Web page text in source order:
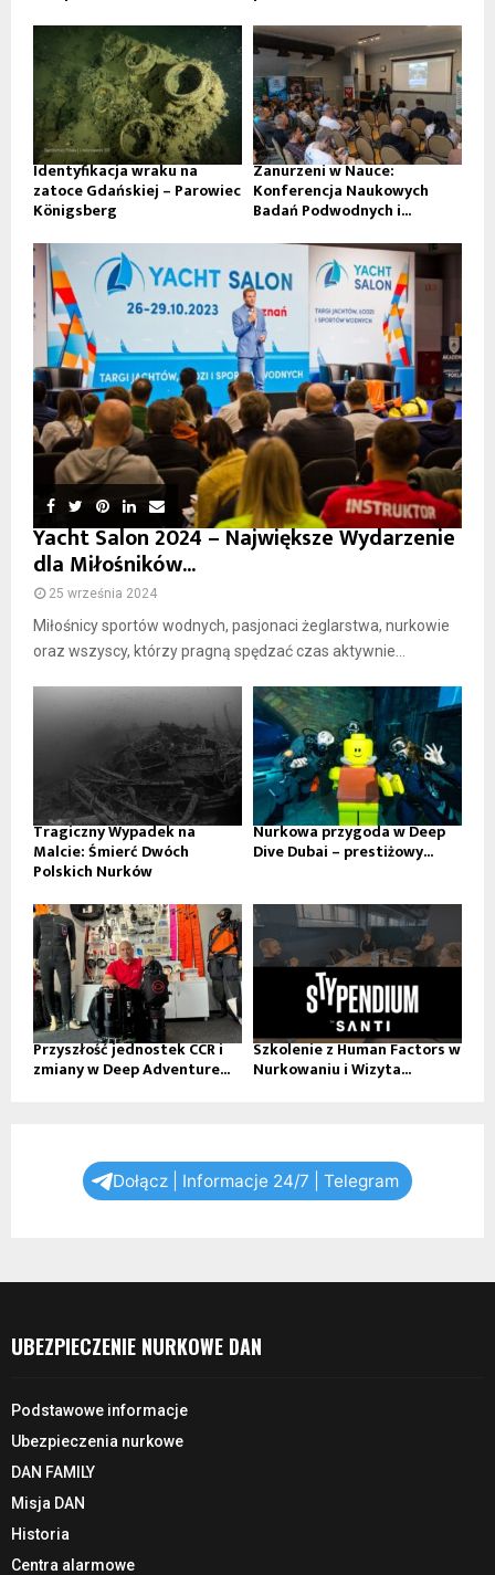
Identyfikacja wraku na
zatoce Gdańskiej – Parowiec
Königsberg
Zanurzeni w Nauce:
Konferencja Naukowych
Badań Podwodnych i...
Yacht Salon 2024 – Największe Wydarzenie
dla Miłośników...
25 września 2024
Miłośnicy sportów wodnych, pasjonaci żeglarstwa, nurkowie
oraz wszyscy, którzy pragną spędzać czas aktywnie...
Tragiczny Wypadek na
Malcie: Śmierć Dwóch
Polskich Nurków
Nurkowa przygoda w Deep
Dive Dubai – prestiżowy...
Przyszłość jednostek CCR i
zmiany w Deep Adventure...
Szkolenie z Human Factors w
Nurkowaniu i Wizyta...
Dołącz | Informacje 24/7 | Telegram
UBEZPIECZENIE NURKOWE DAN
Podstawowe informacje
Ubezpieczenia nurkowe
DAN FAMILY
Misja DAN
Historia
Centra alarmowe